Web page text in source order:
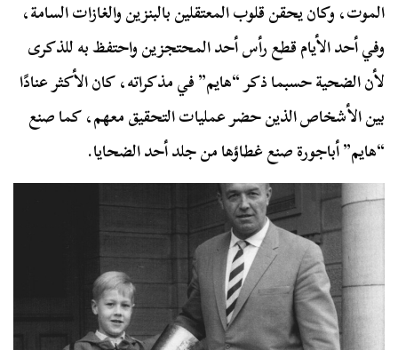
الموت، وكان يحقن قلوب المعتقلين بالبنزين والغازات السامة،
وفي أحد الأيام قطع رأس أحد المحتجزين واحتفظ به للذكرى
لأن الضحية حسبما ذكر “هايم” في مذكراته، كان الأكثر عنادًا
بين الأشخاص الذين حضر عمليات التحقيق معهم، كما صنع
“هايم” أباجورة صنع غطاؤها من جلد أحد الضحايا.